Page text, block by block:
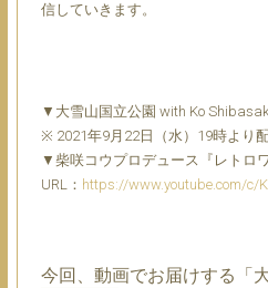
信していきます。
▼⼤雪⼭国⽴公園 with Ko
※ 2021年9⽉22⽇（⽔）19時より
▼柴咲コウプロデュース『レトロワ
URL： https://www.youtube.com/c/
今回、動画でお届けする「